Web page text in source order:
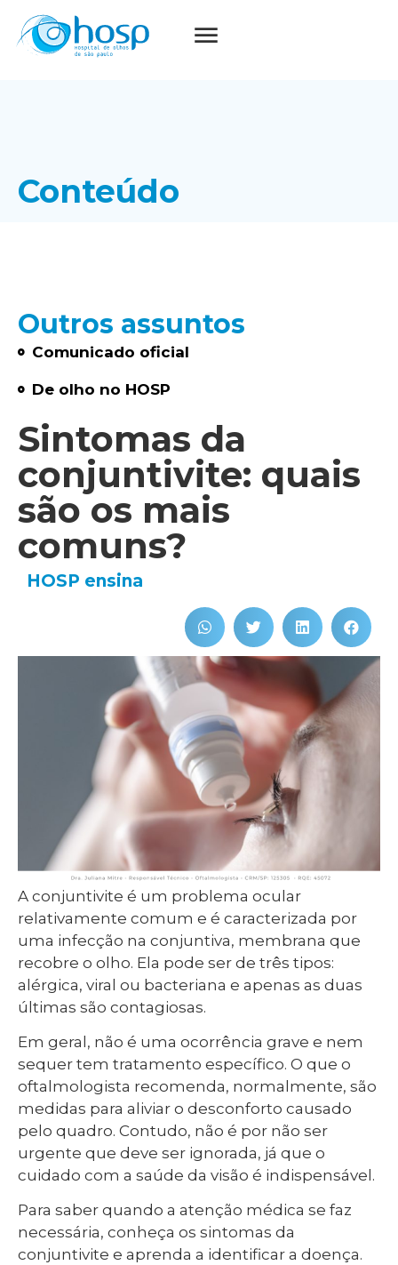
Conteúdo
Outros assuntos
Comunicado oficial
De olho no HOSP
Sintomas da
conjuntivite: quais
são os mais
comuns?
HOSP ensina
A conjuntivite é um problema ocular
relativamente comum e é caracterizada por
uma infecção na conjuntiva, membrana que
recobre o olho. Ela pode ser de três tipos:
alérgica, viral ou bacteriana e apenas as duas
últimas são contagiosas.
Em geral, não é uma ocorrência grave e nem
sequer tem tratamento específico. O que o
oftalmologista recomenda, normalmente, são
medidas para aliviar o desconforto causado
pelo quadro. Contudo, não é por não ser
urgente que deve ser ignorada, já que o
cuidado com a saúde da visão é indispensável.
Para saber quando a atenção médica se faz
necessária, conheça os sintomas da
conjuntivite e aprenda a identificar a doença.